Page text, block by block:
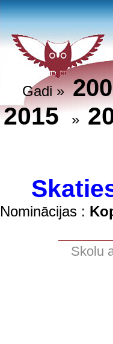
Gadi »
2015 »
Nominācijas :
Skolu